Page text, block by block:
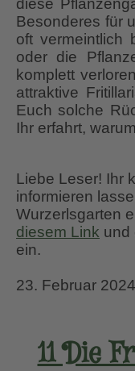
diese
Besonderes für
oft vermeintlich
oder die
komplett
attraktive
Euch solche
Ihr erfahrt,
Liebe Leser! Ihr
informieren
Wurzerlsgarten
diesem Link und
ein.
23. Februar 2024
11 Die